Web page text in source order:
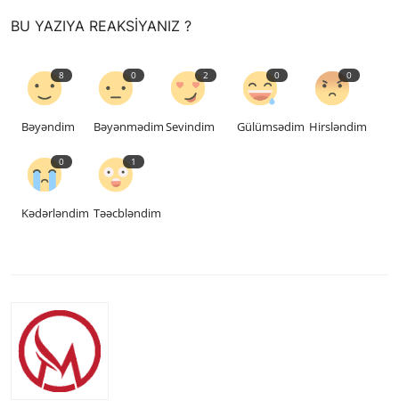
BU YAZIYA REAKSIYANIZ ?
8
Bəyəndim
0
Bəyənmədim
2
Sevindim
0
Gülümsədim
0
Hirsləndim
0
Kədərləndim
1
Təəcbləndim